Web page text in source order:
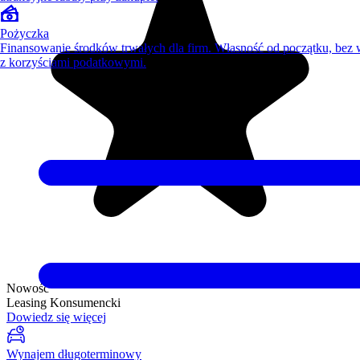
Nowość
Leasing Konsumencki
Dowiedz się więcej
Wynajem długoterminowy
Pożyczka
Finansowanie środków trwałych dla firm. Własność od początku, bez
z korzyściami podatkowymi.